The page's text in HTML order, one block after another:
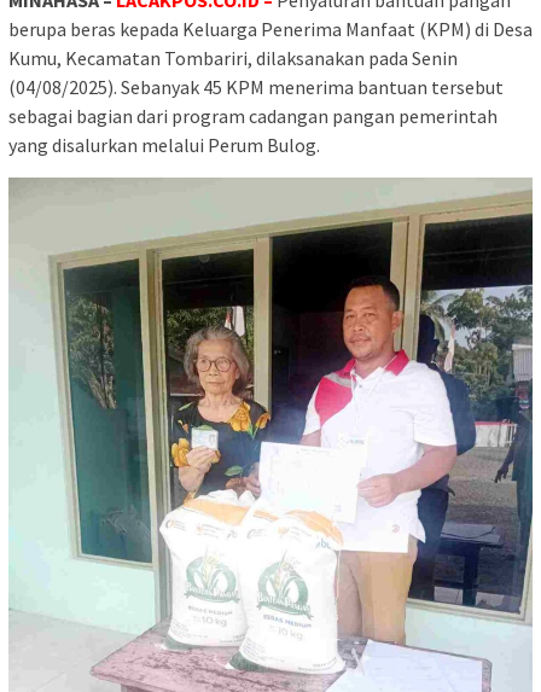
berupa beras kepada Keluarga Penerima Manfaat (KPM) di Desa
Kumu, Kecamatan Tombariri, dilaksanakan pada Senin
(04/08/2025). Sebanyak 45 KPM menerima bantuan tersebut
sebagai bagian dari program cadangan pangan pemerintah
yang disalurkan melalui Perum Bulog.